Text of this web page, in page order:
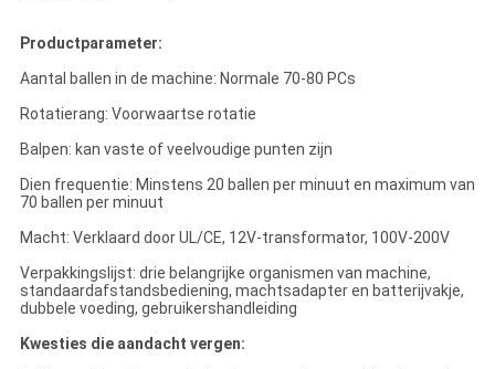
Productparameter:
Aantal ballen in de machine: Normale 70-80 PCs
Rotatierang: Voorwaartse rotatie
Balpen: kan vaste of veelvoudige punten zijn
Dien frequentie: Minstens 20 ballen per minuut en maximum van
70 ballen per minuut
Macht: Verklaard door UL/CE, 12V-transformator, 100V-200V
Verpakkingslijst: drie belangrijke organismen van machine,
standaardafstandsbediening, machtsadapter en batterijvakje,
dubbele voeding, gebruikershandleiding
Kwesties die aandacht vergen: